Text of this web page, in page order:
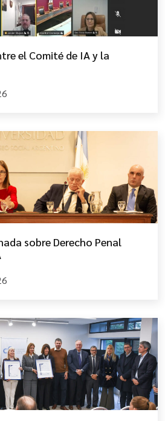
el Comité de IA y la
sobre Derecho Penal